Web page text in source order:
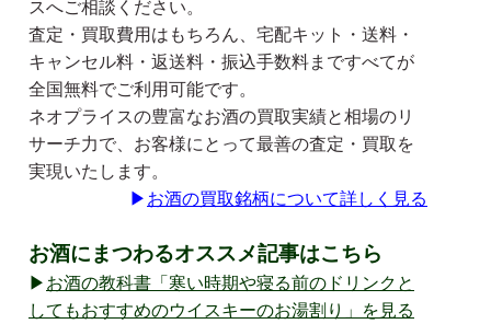
スへご相談ください。
査定・買取費用はもちろん、宅配キット・送料・
キャンセル料・返送料・振込手数料まですべてが
全国無料でご利用可能です。
ネオプライスの豊富なお酒の買取実績と相場のリ
サーチ力で、お客様にとって最善の査定・買取を
実現いたします。
▶ お酒の買取銘柄について詳しく見る
お酒にまつわるオススメ記事はこちら
▶ お酒の教科書「寒い時期や寝る前のドリンクと
してもおすすめのウイスキーのお湯割り」を見る